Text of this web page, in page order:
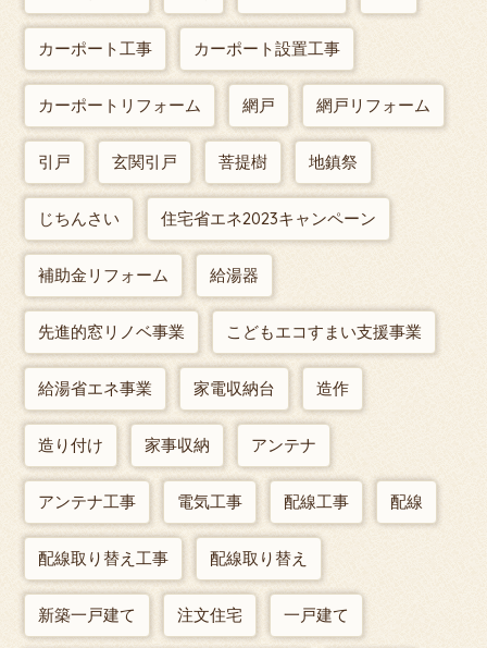
カーポート工事 カーポート設置工事
カーポートリフォーム 網戸 網戸リフォーム
引戸 玄関引戸 菩提樹 地鎮祭
じちんさい 住宅省エネ2023キャンペーン
補助金リフォーム 給湯器
先進的窓リノベ事業 こどもエコすまい支援事業
給湯省エネ事業 家電収納台 造作
造り付け 家事収納 アンテナ
アンテナ工事 電気工事 配線工事 配線
配線取り替え工事 配線取り替え
新築一戸建て 注文住宅 一戸建て